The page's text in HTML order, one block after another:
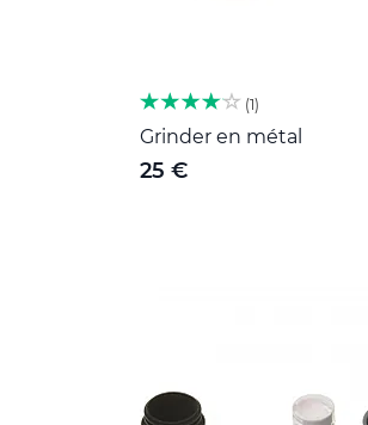
1
Grinder en métal
25 €